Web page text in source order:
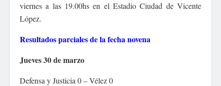
viernes a las 19.00hs en el Estadio Ciudad de Vicente
López.
Resultados parciales de la fecha novena
Jueves 30 de marzo
Defensa y Justicia 0 – Vélez 0